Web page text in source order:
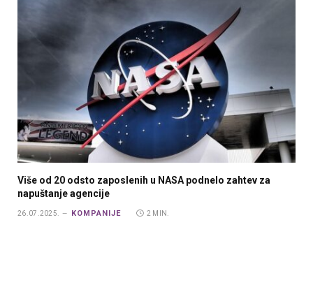
Više od 20 odsto zaposlenih u NASA podnelo zahtev za
napuštanje agencije
26.07.2025. KOMPANIJE 2 MIN.